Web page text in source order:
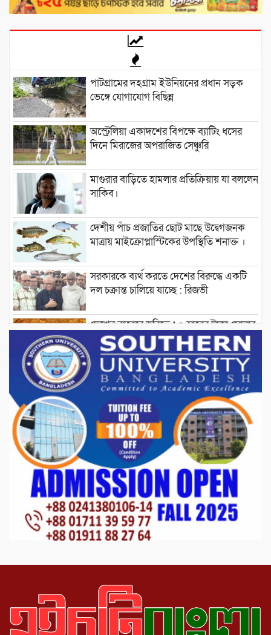
পাটগ্রামের দহগ্রাম ইউনিয়নের প্রধান সড়ক
ভেঙ্গে যোগাযোগ বিছিন্ন
অস্ট্রেলিয়া একাদশের বিপক্ষে ব্যাটিং ধসের
দিনে মিরাজের অপরাজিত সেঞ্চুরি
মাগুরার বাড়িতে হামলার প্রতিক্রিয়ায় যা বললেন
সাকিব।
দেশীয় পাঁচ প্রজাতির ছোট মাছে উদ্বেগজনক
মাত্রায় মাইক্রোপ্লাস্টিকের উপস্থিতি শনাক্ত ।
সরকারকে ব্যর্থ করতে দেশের বিরুদ্ধে একটি
দল চক্রান্ত চালিয়ে যাচ্ছে : রিজভী
দেশের বাজারে ভরিতে ১০ হাজার টাকা সোনার
দাম বাড়ানোর ঘোষণা।
ভারপ্রাপ্ত রাষ্ট্রপতি হাফিজ উদ্দিন আহমদের
সাথে এইচটি বাংলা অনলাইন পোর্টাল ও আইপি
টিভির সম্পাদক মোঃ ইসমাইল হোসেনের
সৌজন্য সাক্ষাৎ।
পাটগ্রামে জুলাই অভ্যুত্থান দিবস উপলক্ষে
১১দলীয় গণ মিছিল ও গণ সমাবেশ অনুষ্ঠিত
পোরশায় গণঅভ্যুত্থান দিবসে শহিদ ও জুলাই
যোদ্ধাদের সংবর্ধনা।
১১ দলীয় ঐক্য পোরশা উপজেলা শাখার